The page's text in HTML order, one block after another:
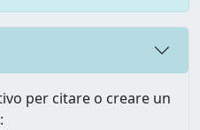
per citare o creare un